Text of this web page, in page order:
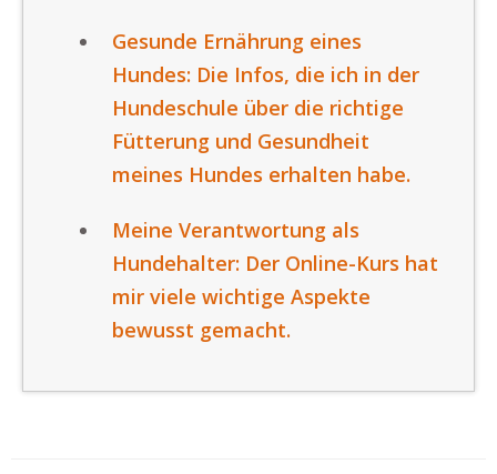
Gesunde Ernährung eines
Hundes: Die Infos, die ich in der
Hundeschule über die richtige
Fütterung und Gesundheit
meines Hundes erhalten habe.
Meine Verantwortung als
Hundehalter: Der Online-Kurs hat
mir viele wichtige Aspekte
bewusst gemacht.